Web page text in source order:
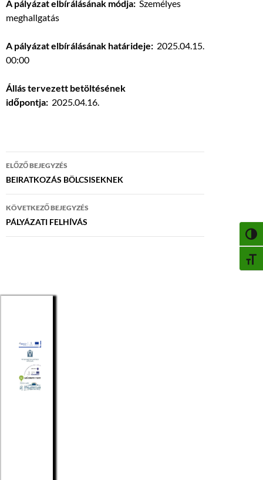
A pályázat elbírálásának módja: Személyes
meghallgatás
A pályázat elbírálásának határideje: 2025.04.15.
00:00
Állás tervezett betöltésének
időpontja: 2025.04.16.
Bejegyzés
navigáció
ELŐZŐ BEJEGYZÉS
BEIRATKOZÁS BÖLCSISEKNEK
KÖVETKEZŐ BEJEGYZÉS
PÁLYÁZATI FELHÍVÁS